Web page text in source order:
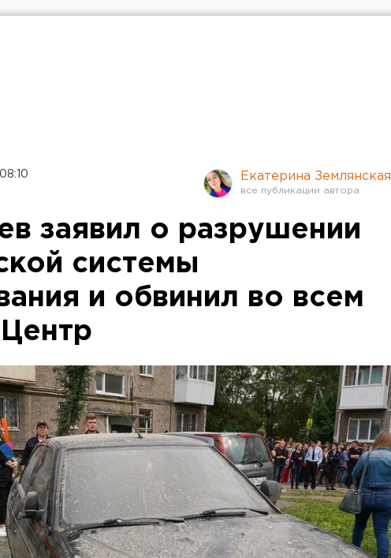
Екатерина Землянская
заявил о разрушении
системы
и обвинил во всем